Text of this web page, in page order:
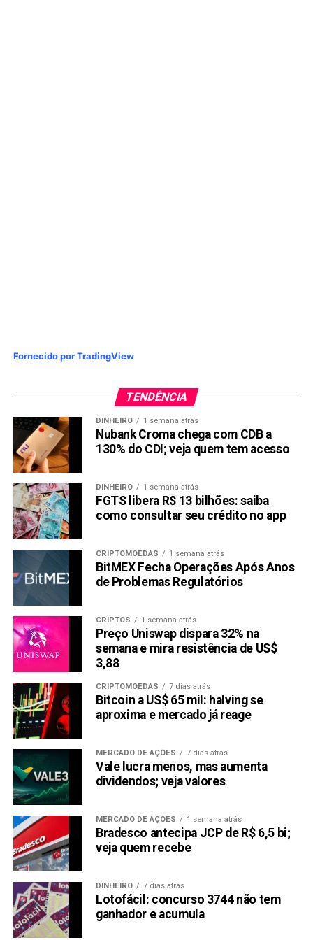
Fornecido por TradingView
TENDÊNCIA
DINHEIRO 1 semana atrás
Nubank Croma chega com CDB a
130% do CDI; veja quem tem acesso
DINHEIRO 1 semana atrás
FGTS libera R$ 13 bilhões: saiba
como consultar seu crédito no app
CRIPTOMOEDAS 1 semana atrás
BitMEX Fecha Operações Após Anos
de Problemas Regulatórios
CRIPTOS 1 semana atrás
Preço Uniswap dispara 32% na
semana e mira resistência de US$
3,88
CRIPTOMOEDAS 7 dias atrás
Bitcoin a US$ 65 mil: halving se
aproxima e mercado já reage
MERCADO DE AÇÕES 7 dias atrás
Vale lucra menos, mas aumenta
dividendos; veja valores
MERCADO DE AÇÕES 1 semana atrás
Bradesco antecipa JCP de R$ 6,5 bi;
veja quem recebe
DINHEIRO 7 dias atrás
Lotofácil: concurso 3744 não tem
ganhador e acumula